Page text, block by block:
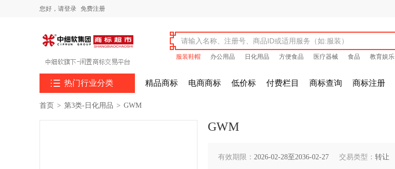
您好， 请登录 免费注册
服装鞋帽 办公用品 日化用品 方便食品 医疗器械 食品 教育娱乐
 热门行业分类 精品商标 电商商标 低价标 付费栏目 商标查询 商标注册
首页 > 第3类-日化用品 > GWM
GWM
有效期限： 2026-02-28至2036-02-27 交易类型： 转让